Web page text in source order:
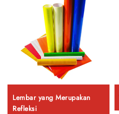
Lembar yang Merupakan
Refleksi